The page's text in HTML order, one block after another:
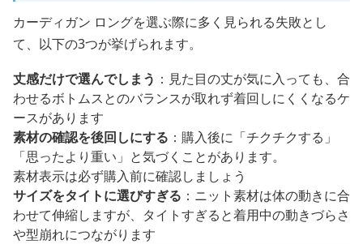
カーディガン ロングを選ぶ際に多く見られる失敗とし
て、以下の3つが挙げられます。
丈感だけで選んでしまう ：見た目の丈が気に入っても、合
わせるボトムスとのバランスが取れず着回しにくくなるケ
ースがあります
素材の確認を後回しにする ：購入後に「チクチクする」
「思ったより重い」と気づくことがあります。
素材表示は必ず購入前に確認しましょう
サイズをタイトに選びすぎる ：ニット素材は体の動きに合
わせて伸縮しますが、タイトすぎると着用中の動きづらさ
や型崩れにつながります